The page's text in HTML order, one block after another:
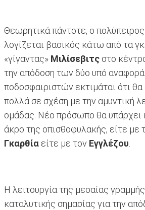
Θεωρητικά πάντοτε, ο πολύπειρος
λογίζεται βασικός κάτω από τα
«γίγαντας» Μιλίσεβιτς στο
την απόδοση των δύο υπό αναφορά
ποδοσφαιριστών εκτιμάται ότι
πολλά σε σχέση με την αμυντική
ομάδας. Νέο πρόσωπο θα υπάρχει
άκρο της οπισθοφυλακής, είτε με
Γκαρθία είτε με τον Εγγλέζου.
Η λειτουργία της μεσαίας
καταλυτικής σημασίας για την